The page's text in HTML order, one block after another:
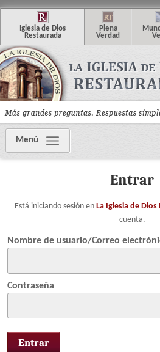
glesia de Dios
Restaurada
Plena
Verdad
M
V
Menú
Entrar
Está iniciando sesión en La Iglesia de
cuenta.
Nombre de usuario/Correo
Contraseña